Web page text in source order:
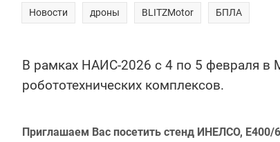
Новости дроны BLITZMotor БПЛА
В рамках НАИС-2026 с 4 по 5 февраля в
робототехнических комплексов.
Приглашаем Вас посетить стенд ИНЕЛСО, E400/